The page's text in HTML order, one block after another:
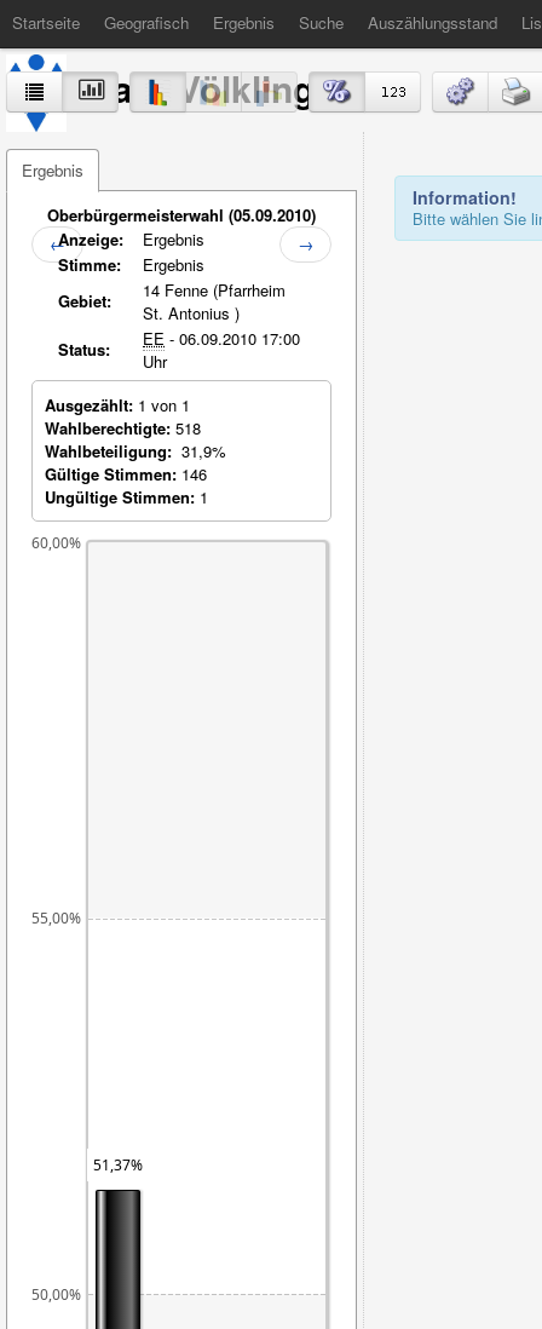
Startseite Geografisch Ergebnis Suche Auszählungsstand
Stadt Völklingen
Ergebnis
Oberbürgermeisterwahl (05.09.2010)
←Anzeige:
Ergebnis
Stimme:
Ergebnis
Gebiet:
14 Fenne (Pfarrheim
St. Antonius )
Status:
EE - 06.09.2010 17:00
Uhr
→
Ausgezählt: 1 von 1
Wahlberechtigte: 518
Wahlbeteiligung: 31,9%
Gültige Stimmen: 146
Ungültige Stimmen: 1
50,00%
55,00%
60,00%
51,37%
Information!
Bitte wählen Sie